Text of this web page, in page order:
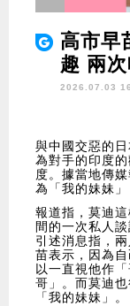
高市早
趣 兩
2026.07.03
與中國交惡的
為對手的印度
度。據當地傳
為「我的妹妹
報道指，莫迪
間的一次私人
引述消息指，
苗表示，因為
以一直視他作
哥」。而莫迪
「我的妹妹」。